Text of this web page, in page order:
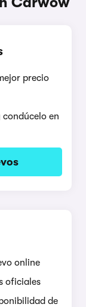
precio
en
online
oficiales
de